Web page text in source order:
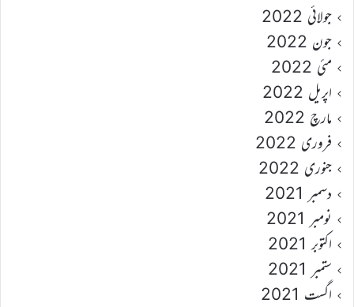
جولائی 2022
جون 2022
مئی 2022
اپریل 2022
مارچ 2022
فروری 2022
جنوری 2022
دسمبر 2021
نومبر 2021
اکتوبر 2021
ستمبر 2021
اگست 2021